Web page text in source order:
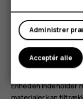
Min konto
Tilslut ikke til
dette kan
spændingskilde.
hvis du forbinder
headset, der ikke er
Enheden indeholder
materialer kan
Administrer
Acceptér alle